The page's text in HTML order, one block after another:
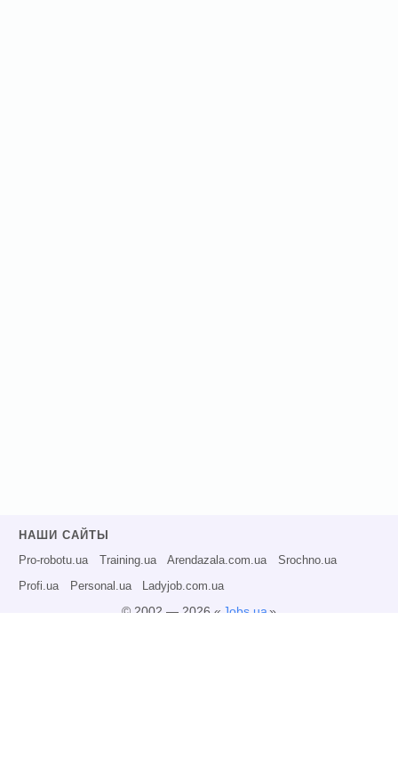
НАШИ САЙТЫ
Pro-robotu.ua Training.ua Arendazala.com.ua Srochno.ua
Profi.ua Personal.ua Ladyjob.com.ua
© 2002 — 2026 « Jobs.ua»